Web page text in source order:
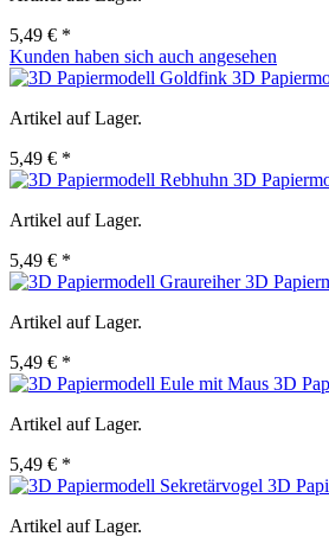
5,49 € *
Kunden haben sich auch angesehen
3D
Artikel auf Lager.
5,49 € *
3D
Artikel auf Lager.
5,49 € *
3D
Artikel auf Lager.
5,49 € *
3D
Artikel auf Lager.
5,49 € *
3D
Artikel auf Lager.